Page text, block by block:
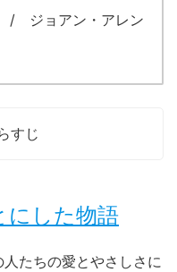
/ ジョアン・アレン
すじ
にした物語
たちの愛とやさしさに